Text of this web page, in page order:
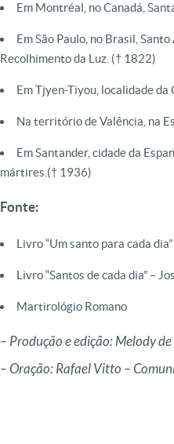
Em Montréal, no Canadá,
Em São Paulo, no Brasil, Santo
Recolhimento da Luz. († 1822)
Em Tjyen-Tiyou, localidade da
Na território de Valência, na
Em Santander, cidade da
mártires. († 1936)
Fonte:
Livro “Um santo para cada
Livro “Santos de cada dia” –
Martirológio Romano
– Produção e edição: Melody
– Oração: Rafael Vitto –